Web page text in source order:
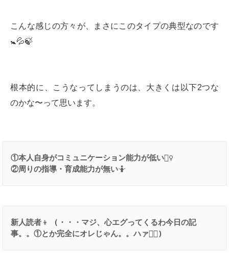
こんな感じの方々が、まさにこのタイプの典型なのです
🚼💦🍃
根本的に、こうなってしまうのは、大きくは以下2つな
のかな〜って思います。
①本人自身がコミュニケーション能力が低い
②周りの指導・育成能力が無い🤷
新人読者👦 ( ・・・マジ、心エグってくるわ今日の記
事。。①とか完全にオレじゃん。。ハァ😮‍💨)